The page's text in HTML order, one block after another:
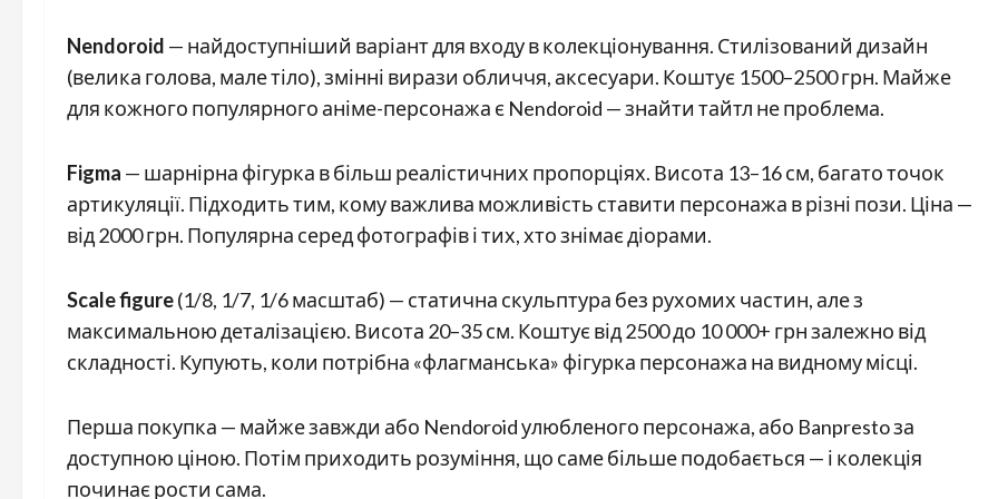
Nendoroid — найдоступніший варіант для входу в колекціонування. Стилізований дизайн
(велика голова, мале тіло), змінні вирази обличчя, аксесуари. Коштує 1500–2500 грн. Майже
для кожного популярного аніме-персонажа є Nendoroid — знайти тайтл не проблема.
Figma — шарнірна фігурка в більш реалістичних пропорціях. Висота 13–16 см, багато точок
артикуляції. Підходить тим, кому важлива можливість ставити персонажа в різні пози. Ціна —
від 2000 грн. Популярна серед фотографів і тих, хто знімає діорами.
Scale figure(1/8, 1/7, 1/6 масштаб) — статична скульптура без рухомих частин, але з
максимальною деталізацією. Висота 20–35 см. Коштує від 2500 до 10 000+ грн залежно від
складності. Купують, коли потрібна «флагманська» фігурка персонажа на видному місці.
Перша покупка — майже завжди або Nendoroid улюбленого персонажа, або Banpresto за
доступною ціною. Потім приходить розуміння, що саме більше подобається — і колекція
починає рости сама.